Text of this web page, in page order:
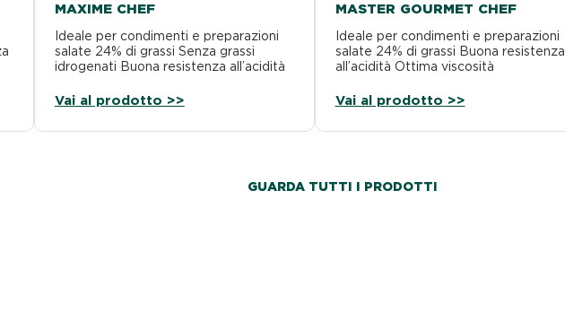
MAXIME CHEF
Ideale per condimenti e preparazioni
salate 24% di grassi Senza grassi
idrogenati Buona resistenza all’acidità
Vai al prodotto >>
MASTER GOURMET CHEF
Ideale per condimenti e preparazioni
salate 24% di grassi Buona resistenza
all’acidità Ottima viscosità
Vai al prodotto >>
GUARDA TUTTI I PRODOTTI